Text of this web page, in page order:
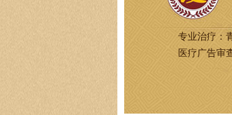
专业治疗：
医疗广告审